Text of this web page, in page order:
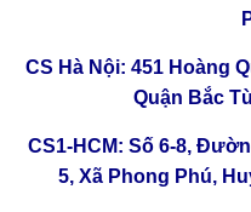
CS Hà Nội: 451 Hoàng
Quận Bắc
CS1-HCM: Số 6-8,
5, Xã Phong Phú,